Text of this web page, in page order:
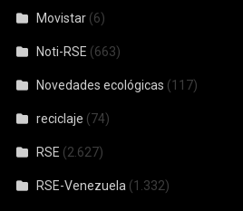
Movistar (6)
Noti-RSE (663)
Novedades ecológicas (117)
reciclaje (74)
RSE (2.627)
RSE-Venezuela (1.332)